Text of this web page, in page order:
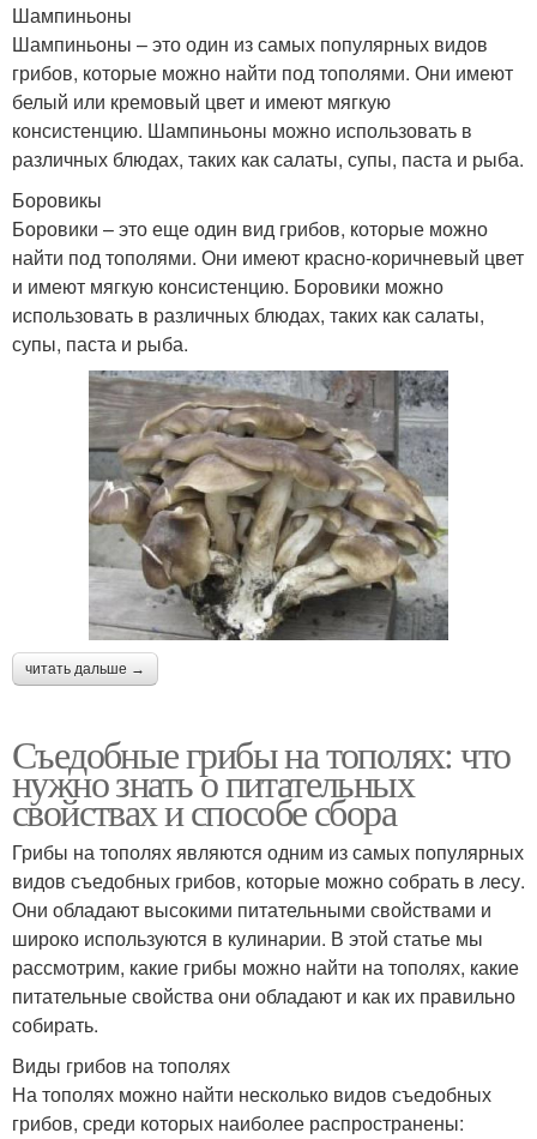
Шампиньоны
Шампиньоны – это один из самых популярных видов
грибов, которые можно найти под тополями. Они имеют
белый или кремовый цвет и имеют мягкую
консистенцию. Шампиньоны можно использовать в
различных блюдах, таких как салаты, супы, паста и рыба.
Боровикы
Боровики – это еще один вид грибов, которые можно
найти под тополями. Они имеют красно-коричневый цвет
и имеют мягкую консистенцию. Боровики можно
использовать в различных блюдах, таких как салаты,
супы, паста и рыба.
читать дальше →
Съедобные грибы на тополях: что
нужно знать о питательных
свойствах и способе сбора
Грибы на тополях являются одним из самых популярных
видов съедобных грибов, которые можно собрать в лесу.
Они обладают высокими питательными свойствами и
широко используются в кулинарии. В этой статье мы
рассмотрим, какие грибы можно найти на тополях, какие
питательные свойства они обладают и как их правильно
собирать.
Виды грибов на тополях
На тополях можно найти несколько видов съедобных
грибов, среди которых наиболее распространены: